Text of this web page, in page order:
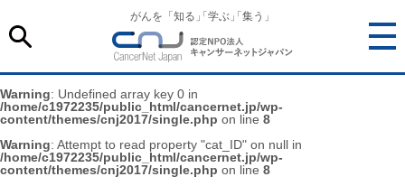
がんを「知る 「学ぶ 「集う」
Warning: Undefined array key 0 in
/home/c1972235/public_html/cancernet.jp/wp-
content/themes/cnj2017/single.php on line 8
Warning: Attempt to read property "cat_ID" on null in
/home/c1972235/public_html/cancernet.jp/wp-
content/themes/cnj2017/single.php on line 8